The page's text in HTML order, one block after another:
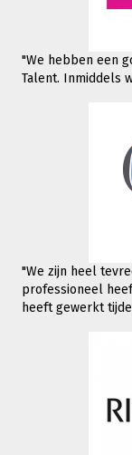
"We hebben een
Talent. Inmiddels
"We zijn heel
professioneel
heeft gewerkt